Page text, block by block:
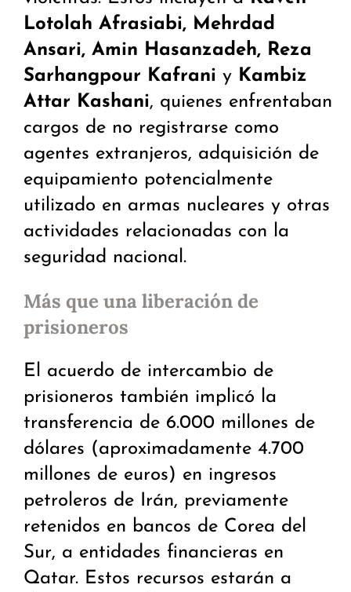
Lotolah Afrasiabi, Mehrdad
Ansari, Amin Hasanzadeh, Reza
Sarhangpour Kafrani y Kambiz
Attar Kashani, quienes enfrentaban
cargos de no registrarse como
agentes extranjeros, adquisición de
equipamiento potencialmente
utilizado en armas nucleares y otras
actividades relacionadas con la
seguridad nacional.
Más que una liberación de
prisioneros
El acuerdo de intercambio de
prisioneros también implicó la
transferencia de 6.000 millones de
dólares (aproximadamente 4.700
millones de euros) en ingresos
petroleros de Irán, previamente
retenidos en bancos de Corea del
Sur, a entidades financieras en
Qatar. Estos recursos estarán a